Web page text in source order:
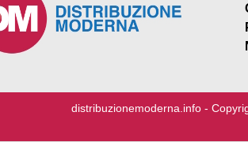
distribuzionemoderna.info -